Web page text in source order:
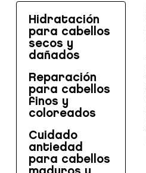
Hidratación
para cabellos
secos y
dañados
Reparación
para cabellos
finos y
coloreados
Cuidado
antiedad
para cabellos